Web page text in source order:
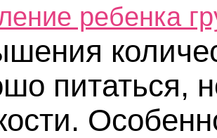
ребенка
питаться,